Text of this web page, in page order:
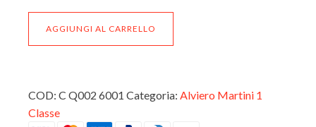
INTERNO
Pochette
Martini
Classe
AGGIUNGI AL CARRELLO
COD: C Q002 6001 Categoria: Alviero Martini 1
Classe